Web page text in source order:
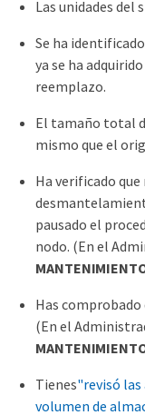
Las unidades del
Se ha
ya se ha
reemplazo.
El tamaño total
mismo que el
Ha verificado
pausado el
nodo. (En el
Has comprobado
(En el
Tienes"revisó las
volumen de